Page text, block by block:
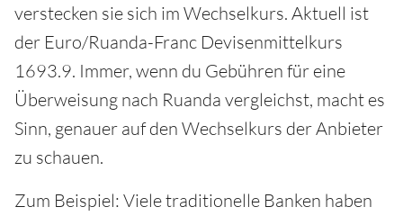
verstecken sie sich im Wechselkurs. Aktuell ist
der Euro/Ruanda-Franc Devisenmittelkurs
1693.9. Immer, wenn du Gebühren für eine
Überweisung nach Ruanda vergleichst, macht es
Sinn, genauer auf den Wechselkurs der Anbieter
zu schauen.
Zum Beispiel: Viele traditionelle Banken haben